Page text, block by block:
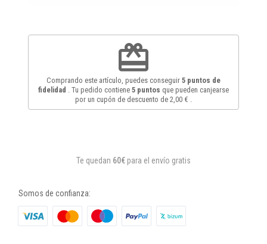
redeem
Comprando este artículo, puedes conseguir 5 puntos de
fidelidad
. Tu pedido contiene 5 puntos que pueden canjearse
por un cupón de descuento de 2,00 €
Te quedan 60€ para el envío gratis
Somos de confianza: